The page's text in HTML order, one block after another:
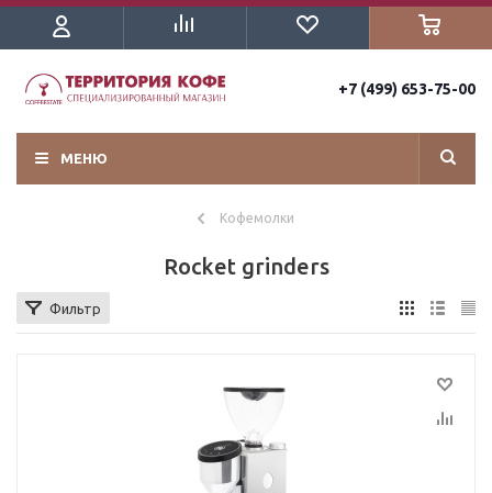
+7 (499) 653-75-00
МЕНЮ
Кофемолки
Rocket grinders
Фильтр